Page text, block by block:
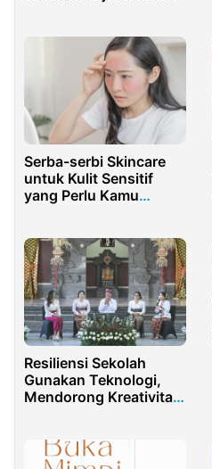
Serba-serbi Skincare
untuk Kulit Sensitif
yang Perlu Kamu
Resiliensi Sekolah
Gunakan Teknologi,
Mendorong Kreativitas